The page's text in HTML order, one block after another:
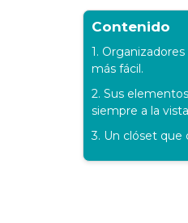
Contenido
1.
más fácil.
2. Sus
siempre a la vista
3. Un clóset que